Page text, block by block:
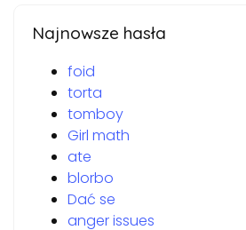
Najnowsze hasła
foid
torta
tomboy
Girl math
ate
blorbo
Dać se
anger issues